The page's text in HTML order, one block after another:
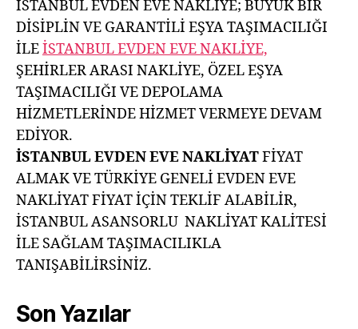
İSTANBUL EVDEN EVE NAKLİYE; BÜYÜK BİR
DİSİPLİN VE GARANTİLİ EŞYA TAŞIMACILIĞI
İLEİSTANBUL EVDEN EVE NAKLİYE,
ŞEHİRLER ARASI NAKLİYE, ÖZEL EŞYA
TAŞIMACILIĞI VE DEPOLAMA
HİZMETLERİNDE HİZMET VERMEYE DEVAM
EDİYOR.
İSTANBUL EVDEN EVE NAKLİYATFİYAT
ALMAK VE TÜRKİYE GENELİ EVDEN EVE
NAKLİYAT FİYAT İÇİN TEKLİF ALABİLİR,
İSTANBUL ASANSORLU NAKLİYAT KALİTESİ
İLE SAĞLAM TAŞIMACILIKLA
TANIŞABİLİRSİNİZ.
Son Yazılar